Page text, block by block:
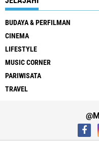
BUDAYA & PERFILMAN
CINEMA
LIFESTYLE
MUSIC CORNER
PARIWISATA
TRAVEL